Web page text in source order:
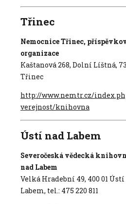
Třinec
Nemocnice Třinec,
organizace
Kaštanová 268, Dolní Líštná,
Třinec
http://www.nemtr.cz/
verejnost/knihovna
Ústí nad Labem
Severočeská vědecká
nad Labem
Velká Hradební 49, 400 01
Labem, tel.: 475 220 811